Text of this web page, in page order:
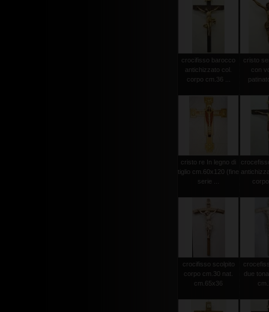
crocifisso barocco
antichizzato col.
corpo cm.36 ...
cristo
con
cristo re In legno di
tiglio cm.60x120 (fine
serie ...
crocifisso scolpito
corpo cm.30 nat.
cm.65x36
due